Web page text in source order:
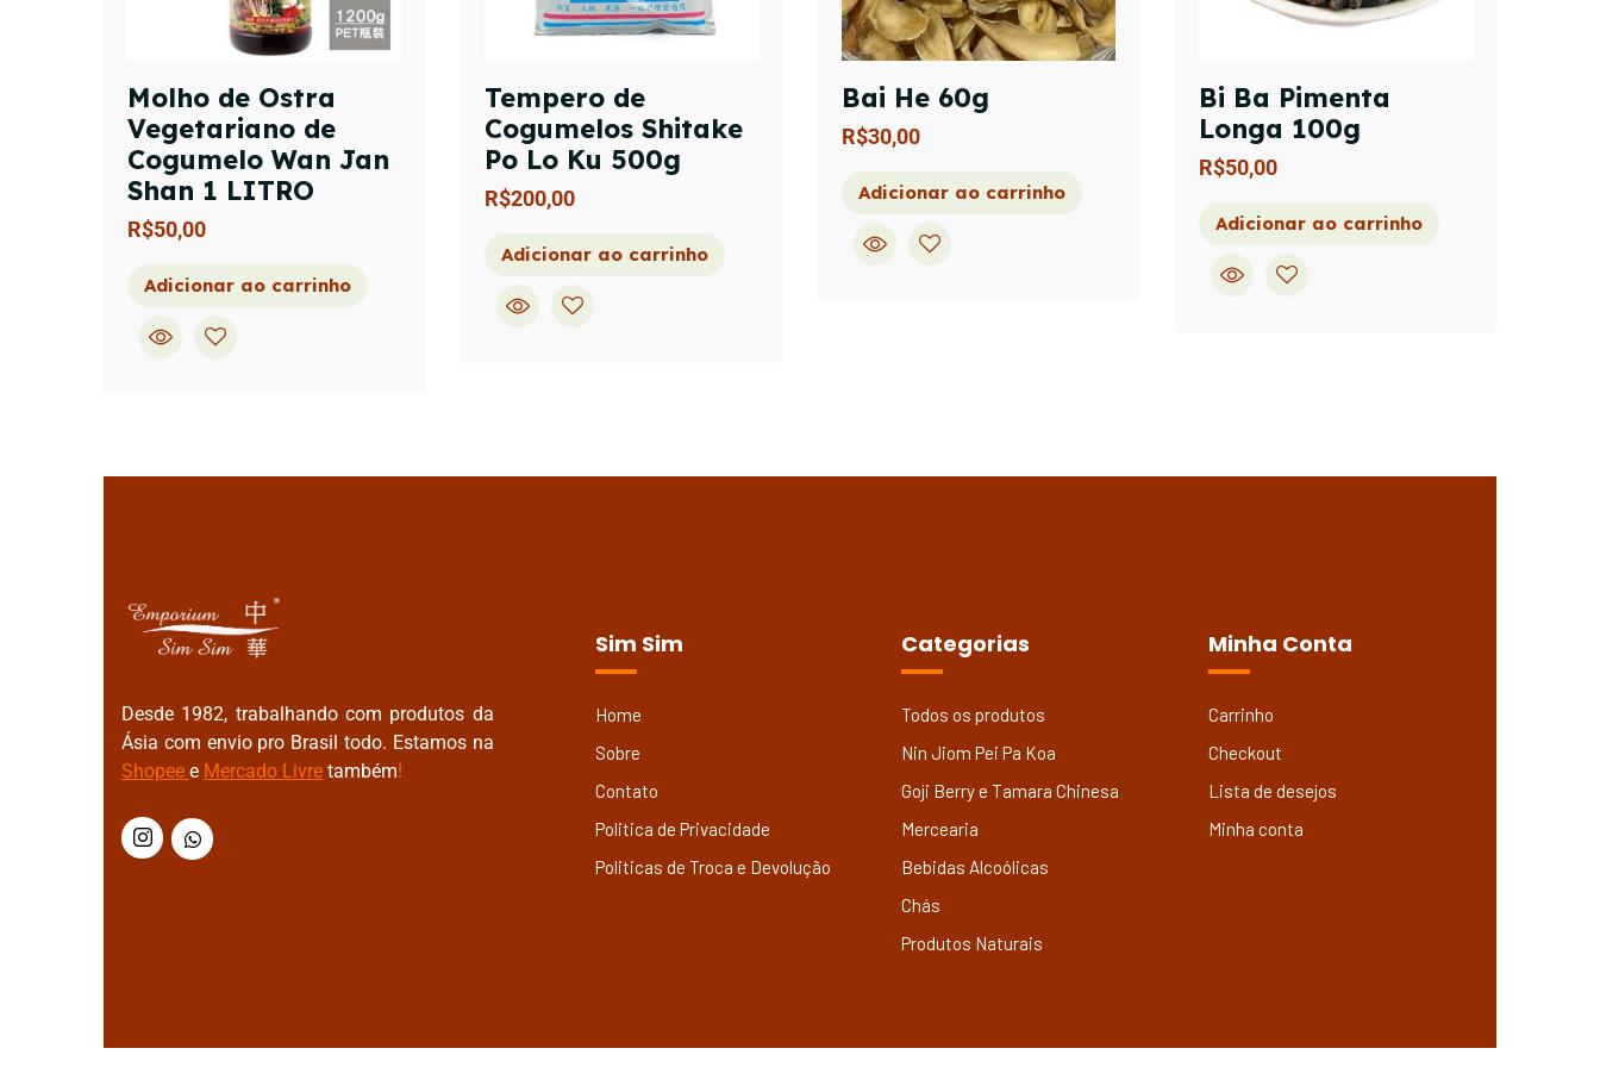
Molho de Ostra
Vegetariano de
Cogumelo Wan Jan
Shan 1 LITRO
R$50,00
Adicionar ao carrinho
Tempero de
Cogumelos Shitake
Po Lo Ku 500g
R$200,00
Adicionar ao carrinho
Bai He 60g
R$30,00
Adicionar ao carrinho
Bi Ba Pimenta
Longa 100g
R$50,00
Adicionar ao carrinho
Desde 1982, trabalhando com produtos da
Ásia com envio pro Brasil todo. Estamos na
Shopee e Mercado Livre também!
Sim Sim
Home
Sobre
Contato
Politica de Privacidade
Politicas de Troca e Devolução
Categorias
Todos os produtos
Nin Jiom Pei Pa Koa
Goji Berry e Tamara Chinesa
Mercearia
Bebidas Alcoólicas
Chás
Produtos Naturais
Minha Conta
Carrinho
Checkout
Lista de desejos
Minha conta